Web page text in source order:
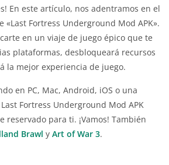
En este artículo, nos adentramos en el
Fortress Underground Mod APK».
en un viaje de juego épico que te
plataformas, desbloqueará recursos
la mejor experiencia de juego.
en PC, Mac, Android, iOS o una
Fortress Underground Mod APK
reservado para ti. ¡Vamos! También
Brawl y Art of War 3.